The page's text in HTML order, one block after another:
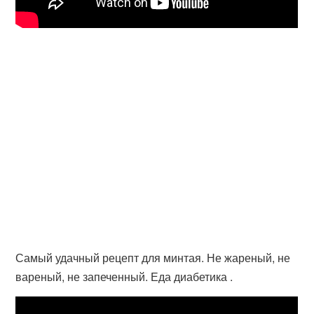
Самый удачный рецепт для минтая. Не жареный, не
вареный, не запеченный. Еда диабетика .